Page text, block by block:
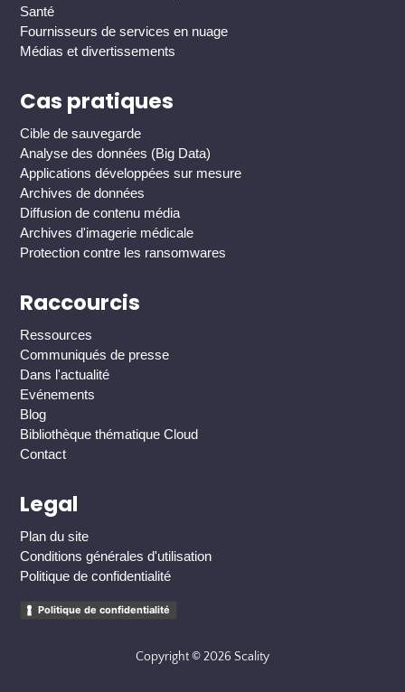
Santé
Fournisseurs de services en nuage
Médias et divertissements
Cas pratiques
Cible de sauvegarde
Analyse des données (Big Data)
Applications développées sur mesure
Archives de données
Diffusion de contenu média
Archives d'imagerie médicale
Protection contre les ransomwares
Raccourcis
Ressources
Communiqués de presse
Dans l'actualité
Evénements
Blog
Bibliothèque thématique Cloud
Contact
Legal
Plan du site
Conditions générales d'utilisation
Politique de confidentialité
Politique de confidentialité
Copyright © 2026 Scality